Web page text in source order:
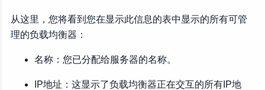
从这里，您将看到您在显示此信息的表中显示的所有可管
理的负载均衡器：
名称：您已分配给服务器的名称。
IP地址：这显示了负载均衡器正在交互的所有IP地